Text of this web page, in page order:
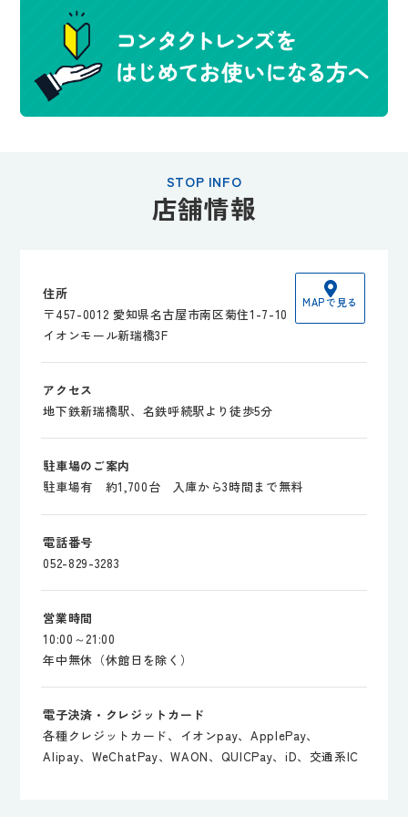
STOP INFO
店舗情報
住所
〒457-0012 愛知県名古屋市南区菊住1-7-10
イオンモール新瑞橋3F
MAPで見る
アクセス
地下鉄新瑞橋駅、名鉄呼続駅より徒歩5分
駐車場のご案内
駐車場有 約1,700台 入庫から3時間まで無料
電話番号
052-829-3283
営業時間
10:00～21:00
年中無休（休館日を除く）
電子決済・クレジットカード
各種クレジットカード、イオンpay、ApplePay、
Alipay、WeChatPay、WAON、QUICPay、iD、交通系IC